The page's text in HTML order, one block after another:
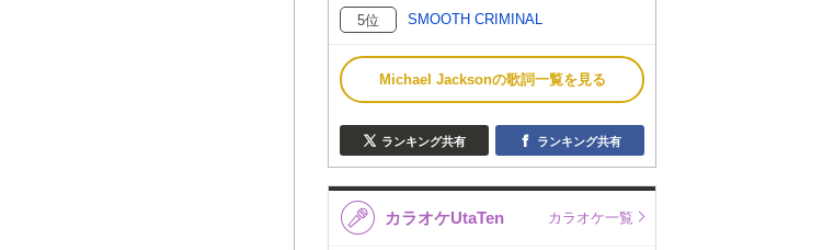
5位 SMOOTH CRIMINAL
Michael Jacksonの歌詞一覧を見る
ランキング共有 ランキング共有
カラオケUtaTen カラオケ一覧